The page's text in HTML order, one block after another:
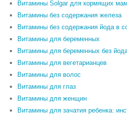
Витамины Solgar для кормящих мам
Витамины без содержания железа
Витамины без содержания йода в
Витамины для беременных
Витамины для беременных без
Витамины для вегетарианцев
Витамины для волос
Витамины для глаз
Витамины для женщин
Витамины для зачатия ребенка: